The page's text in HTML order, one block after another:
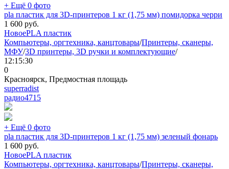
+ Ещё 0 фото
pla пластик для 3D-принтеров 1 кг (1,75 мм) помидорка черри
1 600 руб.
НовоеPLA пластик
Компьютеры, оргтехника, канцтовары/Принтеры, сканеры,
МФУ/3D принтеры, 3D ручки и комплектующие/
12:15:30
0
Красноярск, Предмостная площадь
superradist
радио4715
+ Ещё 0 фото
pla пластик для 3D-принтеров 1 кг (1,75 мм) зеленый фонарь
1 600 руб.
НовоеPLA пластик
Компьютеры, оргтехника, канцтовары/Принтеры, сканеры,